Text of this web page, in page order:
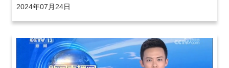
发布 针对的是借裁决渔利的势力和行为
2024年07月24日